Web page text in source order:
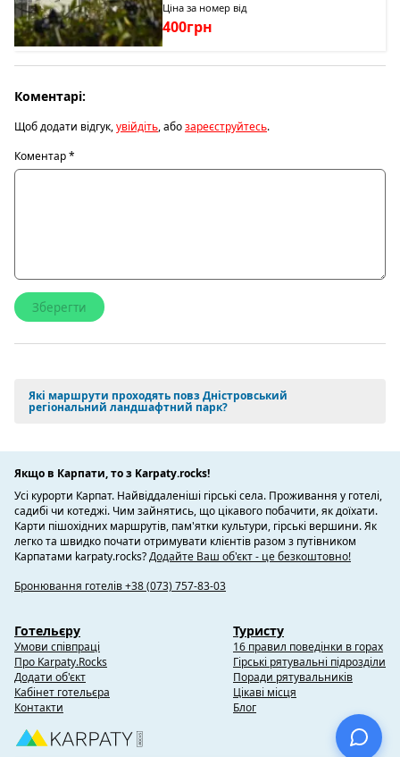
Ціна за номер від
400грн
Коментарі:
Щоб додати відгук,увійдіть, абозареєструйтесь.
Коментар*
Які маршрути проходять повз Дністровський
регіональний ландшафтний парк?
Якщо в Карпати, то з Karpaty.rocks!
Усі курорти Карпат. Найвіддаленіші гірські села. Проживання у готелі,
садибі чи котеджі. Чим зайнятись, що цікавого побачити, як доїхати.
Карти пішохідних маршрутів, пам'ятки культури, гірські вершини. Як
легко та швидко почати отримувати клієнтів разом з путівником
Карпатами karpaty.rocks?Додайте Ваш об'єкт - це безкоштовно!
Бронювання готелів +38 (073) 757-83-03
Готельєру
Умови співпраці
Про Karpaty.Rocks
Додати об'єкт
Кабінет готельєра
Контакти
Туристу
16 правил поведінки в горах
Гірські рятувальні підрозділи
Поради рятувальників
Цікаві місця
Блог